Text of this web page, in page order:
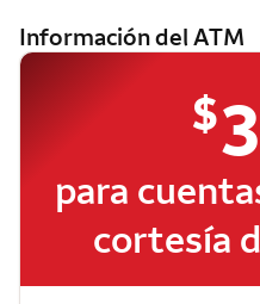
Información del ATM
$
para
cortesía